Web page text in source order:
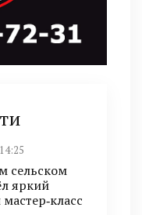
сельском
яркий